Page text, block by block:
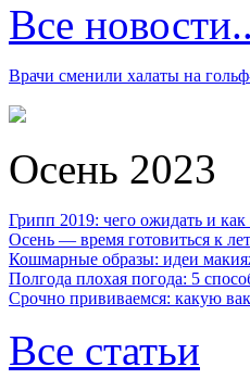
Все
Врачи сменили халаты на
Осень 2023
Грипп 2019: чего ожидать и
Осень — время готовиться к
Кошмарные образы: идеи
Полгода плохая погода: 5
Срочно прививаемся: какую
Все статьи